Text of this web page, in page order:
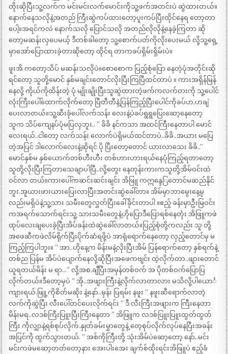
တိုးဆိုပြီးသူ့လက်က မင်းမင်းလက်မောင်းကိုသူ့ဖက်အတင်းပဲ ဆွဲထားတယ်။
နောက်နေသလိုနဲ့အတည် ကြီးဆွဲကပ်ထားတော့ပူးကပ်ပြီးထိုင်နေရ တော့တာ
ပေါ့။အရင်ကလဲ နောက်သလို ပြောင်သလို အတည်လိုလိုနဲ့နေခဲ့ကြတာ ဆို
တော့မဆန်းလှပေမယ့် ဒီတစ်ခါတော့ သူ့စောက်ပတ်ကိုလိုးပေးမယ် လို့သူ့ရှေ့
မှာအော်ပြောထားခဲ့တာဆိုတော့ ထိုင်ရ တာကခပ်ရှိမ်းရှိမ်းပဲ။
ဖူးအိ ကတော့သိပ် မဆန်းသလိုပဲ။စောစောက ပြည့်စုံပြော နေတဲ့ပုံအတိုင်းဆို
ရင်တော့ သူတို့မောင် နှစ်မချင်းတောင်လိုးပြီးကြပြီထင်တာပဲ ။ ကားအရှိန်မြန်
နေလို့ ကိုယ်ကိုထိန်းတဲ့ ပုံ မျိုးချိုးပြီးသူဆွဲထားတဲ့ဖက်ကလက်ဝားကို သူ့ပေါင်
လုံးကြီးပေါ်ထောက်လိုက်တော့ ပြီတီတီနဲ့ပြန်ကြည့်ပြီးပေါင်ကိုခပ်ဟ,ဟချဲ
ပေးလာတယ်။သူ့ဆီးခုံပေါ်လက်သန်း လေးနဲ့ပဲခပ်ရွရွပြေးဆော့နေတော့
သူက သိပ်ကျေနပ်ပုံမပြလှဘူး.. ” ခိခိ နင်ကသာ အထင်ကြီးနေတာပါ မောင်
လေးရယ်..ငါတော့ လက်သန်း လောက်ပဲရှိမယ်ထင်တာပဲ..ခိခိ..အယား မပြေ
တဲ့အပြင် ဒါလောက်လေးနဲ့ဆိုရင် ပို ပြီးတော့တောင် ယားလာသေး ခိခိ..”
မောင်နှစ်မ နှစ်ယောက်တစ်ဟီးဟီး တစ်ဟားဟားရယ်နေပုံကြည့်ရတာတော့
သူတို့လိုးပြီးကြတာသေချာပါပြီ..လို့တွေး နေတုန်းကားကသူတို့အိမ်ဝင်းထဲ
ဝင်လာ တယ်။ကားပေါ်ကဆင်းဆင်းချင်း အိဖြူ ကဣန္ဒေြတောင်မဆည်နိုင်
ဘူး.အူယားဖားယားပြေးလာပြီးအတင်းဆွဲခေါ်တာ။ အိမ်မှာဘာမွေးနေ့မှ
လည်းမရှိပဲနဲ့သူ့သား သမီးတွေလွှတ်ပြီးခေါ်ခိုင်းတာပါ ။ဧည့် ခန်းမှာဦးမြဝင်း
ကအရက်သောက်ရင်းသူ့ သားသမီးတွေနဲ့ဟိုပြောဒီပြောရစ်နေတုံး အိဖြူကဖဲ
ထုပ်လေးချပေးခဲ့ပြီးအိပ်ခန်းထဲဆွဲခေါ်လာတယ်။ပြည့်စုံတို့ကလည်း သူ တို့
အဖေဆီကဖဲလိမ်ရိုက်ပြီးပိုက်ဆံရဖို့ပဲ အာရုံရောက်နေတော့ လှည့်တောင်မှ မ
ကြည့်ကြပါဘူး။ ” အာ..ဟိုနေ့က မိန်းမနဲ့လိုးပြီးအိမ် ပြန်ရောက်တော့ နှစ်ရက်နဲ့
တစ်ည ပြန်မ အိပ်ပဲပျောက်နေလို့ဆိုပြီးအဖေကဗျင်း ထဲ့လိုက်တာ..ဖျားတောင်
ယူရတယ်မိန်း မ ရာ…” လို့အစ,ချီပြီးအမှန်တစ်ဝက် အ ပိုတစ်ဝက်ပြောပြ
လိုက်တယ်။ဒီတော့မှပဲ ” အို..အဖျားကြီးနဲ့လိုက်လာတာလား မသိလို့ပါယောင်္
ကျားရယ်.ဖြူ့ကိုစိတ်မဆိုး နဲ့နော်..မှန်း ပြရမ်း နဖူး ” နဖူးဆီရောက်လာတဲ့
လက်ကိုဆွဲပြီး လီးပေါ်တင်ပေးလိုက်ရင်း ” ဒီ လီးကြီးအဖျားက ကြီးနေတာ
မိန်းမရ..လဒစ်ကြီးပြူးပြီးကြီးနေတာ ” အိဖြူက လဒစ်ပြူးပြူးထွတ်ထွတ်
ကြီး ကိုလျှာနဲ့ရစ်စုပ်လိုက်.နှုတ်ခမ်းမွှာတွေနဲ့ တေ့စုပ်လိုက်လုပ်နေပြီးအခန်း
အပြင်ကို ထွက်သွားတယ်. ” အစ်ကိုကြီးတို့ သုံးအိမ်ပဲဆော့တော့ နော်..မင်း
မင်းကဖဲမဆော့တတ်တော့နား အေးပါးအေး ချက်စ်ထိုးရင်းအိဖြူပဲ ဧည့်ခံ